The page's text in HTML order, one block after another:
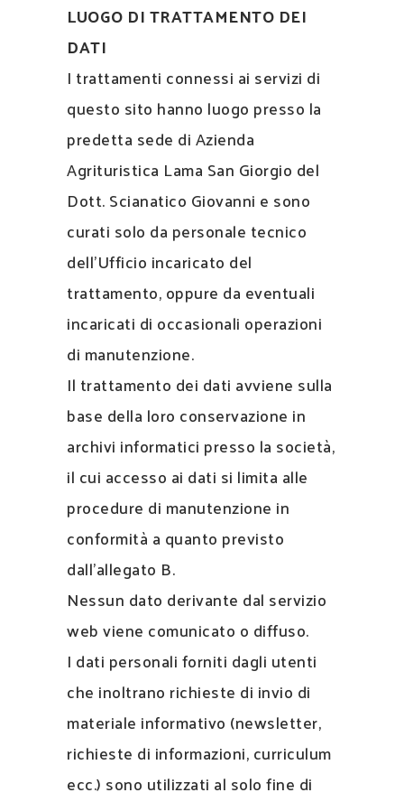
LUOGO DI TRATTAMENTO DEI
DATI
I trattamenti connessi ai servizi di
questo sito hanno luogo presso la
predetta sede di Azienda
Agrituristica Lama San Giorgio del
Dott. Scianatico Giovanni e sono
curati solo da personale tecnico
dell’Ufficio incaricato del
trattamento, oppure da eventuali
incaricati di occasionali operazioni
di manutenzione.
Il trattamento dei dati avviene sulla
base della loro conservazione in
archivi informatici presso la società,
il cui accesso ai dati si limita alle
procedure di manutenzione in
conformità a quanto previsto
dall’allegato B.
Nessun dato derivante dal servizio
web viene comunicato o diffuso.
I dati personali forniti dagli utenti
che inoltrano richieste di invio di
materiale informativo (newsletter,
richieste di informazioni, curriculum
ecc.) sono utilizzati al solo fine di